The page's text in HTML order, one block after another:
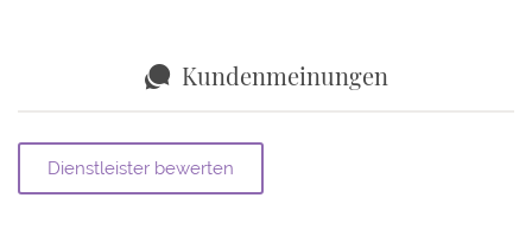
Kundenmeinungen